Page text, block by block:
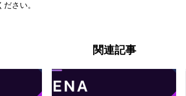
さい。
関連記事